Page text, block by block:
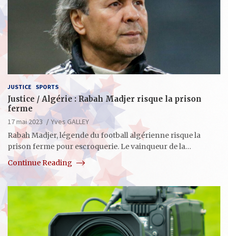
JUSTICE SPORTS
Justice / Algérie : Rabah Madjer risque la prison
ferme
17 mai 2023
Yves GALLEY
Rabah Madjer, légende du football algérienne risque la
prison ferme pour escroquerie. Le vainqueur de la…
Continue Reading